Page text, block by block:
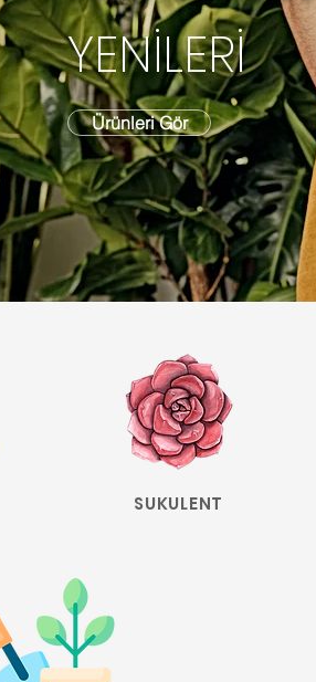
YENİLERİ
Ürünleri Gör
SUKULENT